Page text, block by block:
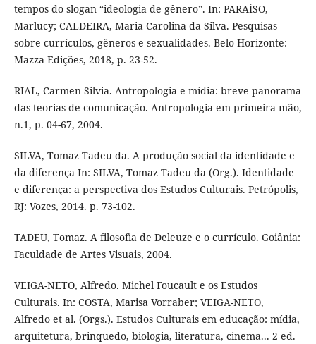
tempos do slogan “ideologia de gênero”. In: PARAÍSO,
Marlucy; CALDEIRA, Maria Carolina da Silva. Pesquisas
sobre currículos, gêneros e sexualidades. Belo Horizonte:
Mazza Edições, 2018, p. 23-52.
RIAL, Carmen Silvia. Antropologia e mídia: breve panorama
das teorias de comunicação. Antropologia em primeira mão,
n.1, p. 04-67, 2004.
SILVA, Tomaz Tadeu da. A produção social da identidade e
da diferença In: SILVA, Tomaz Tadeu da (Org.). Identidade
e diferença: a perspectiva dos Estudos Culturais. Petrópolis,
RJ: Vozes, 2014. p. 73-102.
TADEU, Tomaz. A filosofia de Deleuze e o currículo. Goiânia:
Faculdade de Artes Visuais, 2004.
VEIGA-NETO, Alfredo. Michel Foucault e os Estudos
Culturais. In: COSTA, Marisa Vorraber; VEIGA-NETO,
Alfredo et al. (Orgs.). Estudos Culturais em educação: mídia,
arquitetura, brinquedo, biologia, literatura, cinema... 2 ed.